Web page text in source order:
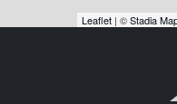
Leaflet | ©Stadia